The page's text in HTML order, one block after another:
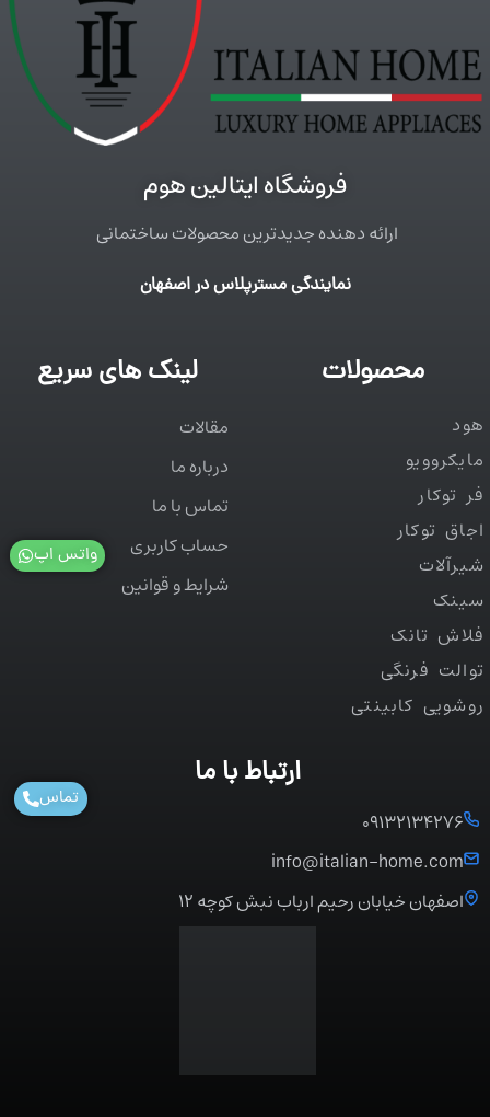
فروشگاه ایتالین هوم
ارائه دهنده جدیدترین محصولات ساختمانی
نمایندگی مسترپلاس در اصفهان
محصولات
هود
مایکروویو
فر توکار
اجاق توکار
شیرآلات
سینک
فلاش تانک
توالت فرنگی
روشویی کابینتی
لینک های سریع
مقالات
درباره ما
تماس با ما
حساب کاربری
شرایط و قوانین
ارتباط با ما
۰۹۱۳۲۱۳۴۲۷۶
info@italian-home.com
اصفهان خیابان رحیم ارباب نبش کوچه ۱۲
تماس
واتس اپ